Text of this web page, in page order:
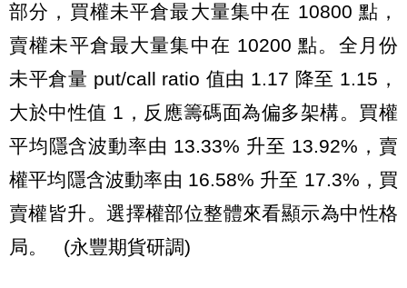
部分，買權未平倉最大量集中在 10800 點，
賣權未平倉最大量集中在 10200 點。全月份
未平倉量 put/call ratio 值由 1.17 降至 1.15，
大於中性值 1，反應籌碼面為偏多架構。買權
平均隱含波動率由 13.33% 升至 13.92%，賣
權平均隱含波動率由 16.58% 升至 17.3%，買
賣權皆升。選擇權部位整體來看顯示為中性格
局。 (永豐期貨研調)